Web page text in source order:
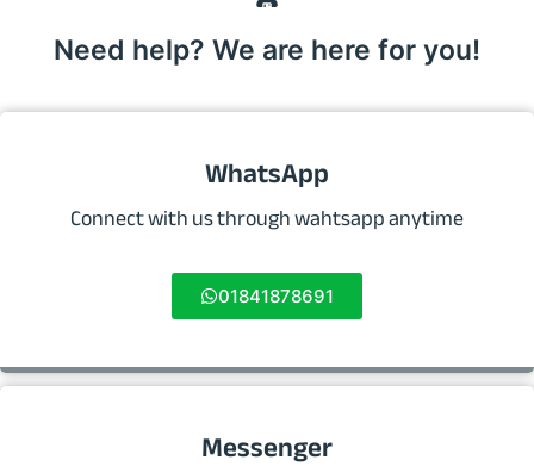
Need help? We are here for you!
WhatsApp
Connect with us through wahtsapp anytime
01841878691
Messenger